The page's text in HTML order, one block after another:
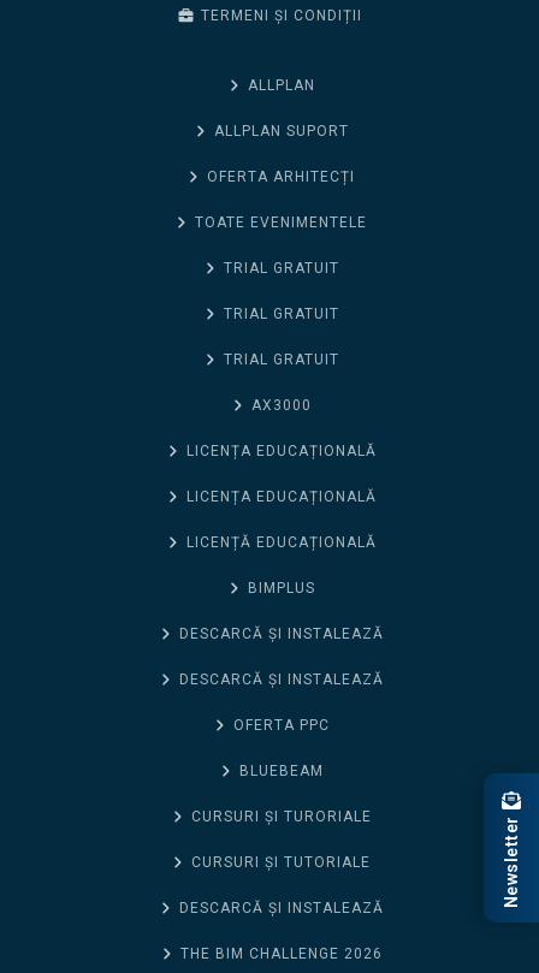
TERMENI ȘI CONDIȚII
ALLPLAN
ALLPLAN SUPORT
OFERTA ARHITECȚI
TOATE EVENIMENTELE
TRIAL GRATUIT
TRIAL GRATUIT
TRIAL GRATUIT
AX3000
LICENȚA EDUCAȚIONALĂ
LICENȚA EDUCAȚIONALĂ
LICENȚĂ EDUCAȚIONALĂ
BIMPLUS
DESCARCĂ ȘI INSTALEAZĂ
DESCARCĂ ȘI INSTALEAZĂ
OFERTA PPC
BLUEBEAM
CURSURI ȘI TURORIALE
CURSURI ȘI TUTORIALE
DESCARCĂ ȘI INSTALEAZĂ
THE BIM CHALLENGE 2026
Newsletter